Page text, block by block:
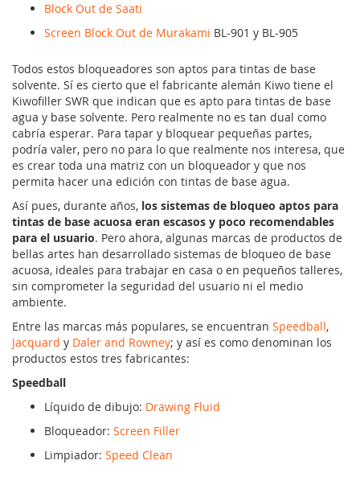
Block Out de Saati
Screen Block Out de Murakami BL-901 y BL-905
Todos estos bloqueadores son aptos para tintas de base
solvente. Sí es cierto que el fabricante alemán Kiwo tiene el
Kiwofiller SWR que indican que es apto para tintas de base
agua y base solvente. Pero realmente no es tan dual como
cabría esperar. Para tapar y bloquear pequeñas partes,
podría valer, pero no para lo que realmente nos interesa, que
es crear toda una matriz con un bloqueador y que nos
permita hacer una edición con tintas de base agua.
Así pues, durante años, los sistemas de bloqueo aptos para
tintas de base acuosa eran escasos y poco recomendables
para el usuario. Pero ahora, algunas marcas de productos de
bellas artes han desarrollado sistemas de bloqueo de base
acuosa, ideales para trabajar en casa o en pequeños talleres,
sin comprometer la seguridad del usuario ni el medio
ambiente.
Entre las marcas más populares, se encuentran Speedball,
Jacquard y Daler and Rowney; y así es como denominan los
productos estos tres fabricantes:
Speedball
Líquido de dibujo: Drawing Fluid
Bloqueador: Screen Filler
Limpiador: Speed Clean